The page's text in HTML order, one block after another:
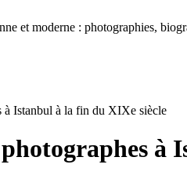
et moderne : photographies,
à Istanbul à la fin du XIXe siècle
à